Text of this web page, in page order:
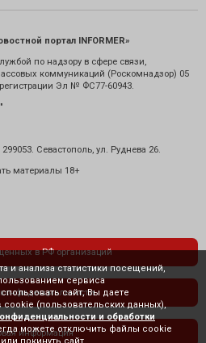
портал INFORMER»
по надзору в сфере связи,
коммуникаций (Роскомнадзор) 05
Эл № ФС77-60943.
Севастополь, ул. Руднева 26.
материалы 18+
в РФ организаций
информация
и анализа статистики посещений,
сервиса
сайт, Вы даете
(пользовательских данных),
и обработки
можете отключить файлы cookie
покинуть сайт.